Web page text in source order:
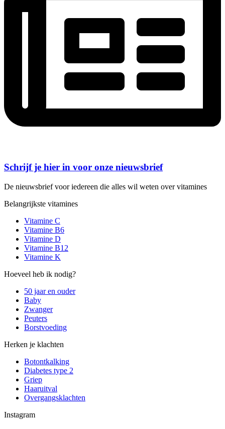
Schrijf je hier in voor onze nieuwsbrief
De nieuwsbrief voor iedereen die alles wil weten over vitamines
Belangrijkste vitamines
Vitamine C
Vitamine B6
Vitamine D
Vitamine B12
Vitamine K
Hoeveel heb ik nodig?
50 jaar en ouder
Baby
Zwanger
Peuters
Borstvoeding
Herken je klachten
Botontkalking
Diabetes type 2
Griep
Haaruitval
Overgangsklachten
Instagram